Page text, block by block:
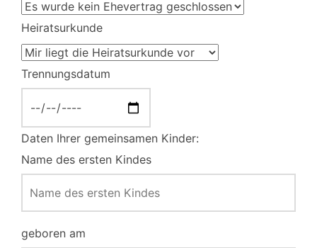
Heiratsurkunde
Trennungsdatum
Daten Ihrer gemeinsamen Kinder:
Name des ersten Kindes
geboren am